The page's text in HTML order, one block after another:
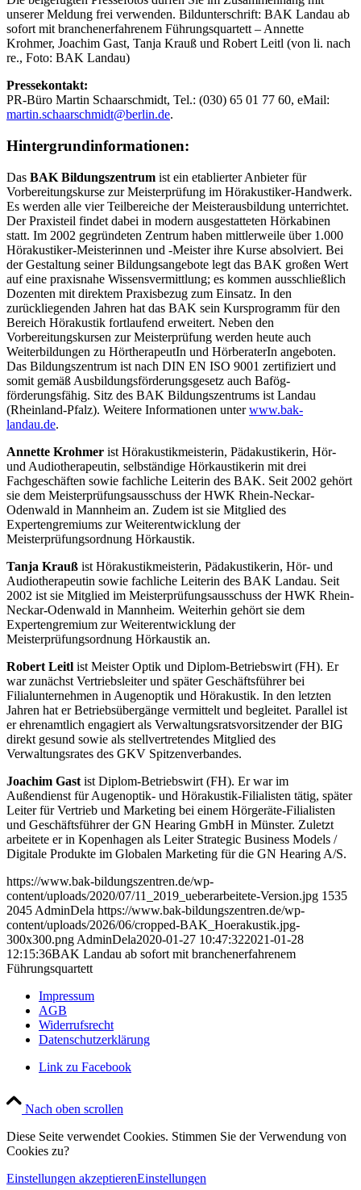
unserer Meldung frei verwenden. Bildunterschrift: BAK Landau ab
sofort mit branchenerfahrenem Führungsquartett – Annette
Krohmer, Joachim Gast, Tanja Krauß und Robert Leitl (von li. nach
re., Foto: BAK Landau)
Pressekontakt:
PR-Büro Martin Schaarschmidt, Tel.: (030) 65 01 77 60, eMail:
martin.schaarschmidt@berlin.de.
Hintergrundinformationen:
Das BAK Bildungszentrum ist ein etablierter Anbieter für
Vorbereitungskurse zur Meisterprüfung im Hörakustiker-Handwerk.
Es werden alle vier Teilbereiche der Meisterausbildung unterrichtet.
Der Praxisteil findet dabei in modern ausgestatteten Hörkabinen
statt. Im 2002 gegründeten Zentrum haben mittlerweile über 1.000
Hörakustiker-Meisterinnen und -Meister ihre Kurse absolviert. Bei
der Gestaltung seiner Bildungsangebote legt das BAK großen Wert
auf eine praxisnahe Wissensvermittlung; es kommen ausschließlich
Dozenten mit direktem Praxisbezug zum Einsatz. In den
zurückliegenden Jahren hat das BAK sein Kursprogramm für den
Bereich Hörakustik fortlaufend erweitert. Neben den
Vorbereitungskursen zur Meisterprüfung werden heute auch
Weiterbildungen zu HörtherapeutIn und HörberaterIn angeboten.
Das Bildungszentrum ist nach DIN EN ISO 9001 zertifiziert und
somit gemäß Ausbildungsförderungsgesetz auch Bafög-
förderungsfähig. Sitz des BAK Bildungszentrums ist Landau
(Rheinland-Pfalz). Weitere Informationen unterwww.bak-
landau.de.
Annette Krohmer ist Hörakustikmeisterin, Pädakustikerin, Hör-
und Audiotherapeutin, selbständige Hörkaustikerin mit drei
Fachgeschäften sowie fachliche Leiterin des BAK. Seit 2002 gehört
sie dem Meisterprüfungsausschuss der HWK Rhein-Neckar-
Odenwald in Mannheim an. Zudem ist sie Mitglied des
Expertengremiums zur Weiterentwicklung der
Meisterprüfungsordnung Hörkaustik.
Tanja Krauß ist Hörakustikmeisterin, Pädakustikerin, Hör- und
Audiotherapeutin sowie fachliche Leiterin des BAK Landau. Seit
2002 ist sie Mitglied im Meisterprüfungsausschuss der HWK Rhein-
Neckar-Odenwald in Mannheim. Weiterhin gehört sie dem
Expertengremium zur Weiterentwicklung der
Meisterprüfungsordnung Hörkaustik an.
Robert Leitl ist Meister Optik und Diplom-Betriebswirt (FH). Er
war zunächst Vertriebsleiter und später Geschäftsführer bei
Filialunternehmen in Augenoptik und Hörakustik. In den letzten
Jahren hat er Betriebsübergänge vermittelt und begleitet. Parallel ist
er ehrenamtlich engagiert als Verwaltungsratsvorsitzender der BIG
direkt gesund sowie als stellvertretendes Mitglied des
Verwaltungsrates des GKV Spitzenverbandes.
Joachim Gast ist Diplom-Betriebswirt (FH). Er war im
Außendienst für Augenoptik- und Hörakustik-Filialisten tätig, später
Leiter für Vertrieb und Marketing bei einem Hörgeräte-Filialisten
und Geschäftsführer der GN Hearing GmbH in Münster. Zuletzt
arbeitete er in Kopenhagen als Leiter Strategic Business Models /
Digitale Produkte im Globalen Marketing für die GN Hearing A/S.
https://www.bak-bildungszentren.de/wp-
content/uploads/2020/07/11_2019_ueberarbeitete-Version.jpg 1535
2045 AdminDela https://www.bak-bildungszentren.de/wp-
content/uploads/2026/06/cropped-BAK_Hoerakustik.jpg-
300x300.png AdminDela2020-01-27 10:47:322021-01-28
12:15:36BAK Landau ab sofort mit branchenerfahrenem
Führungsquartett
Impressum
AGB
Widerrufsrecht
Datenschutzerklärung
Link zu Facebook
Nach oben scrollen
Diese Seite verwendet Cookies. Stimmen Sie der Verwendung von
Cookies zu?
Einstellungen akzeptierenEinstellungen